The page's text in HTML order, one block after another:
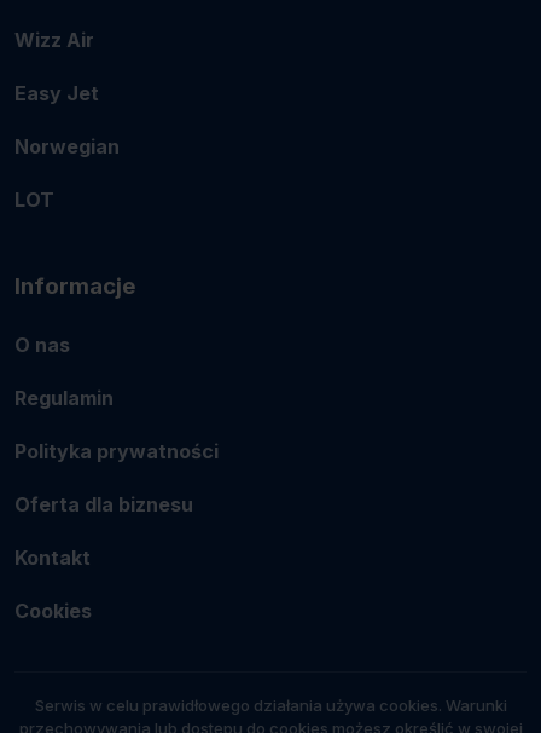
Wizz Air
Easy Jet
Norwegian
LOT
Informacje
O nas
Regulamin
Polityka prywatności
Oferta dla biznesu
Kontakt
Cookies
Serwis w celu prawidłowego działania używa cookies. Warunki
przechowywania lub dostępu do cookies możesz określić w swojej